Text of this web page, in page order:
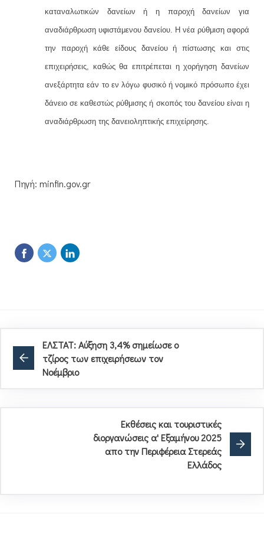
καταναλωτικών δανείων ή η παροχή δανείων για
αναδιάρθρωση υφιστάμενου δανείου. Η νέα ρύθμιση αφορά
την παροχή κάθε είδους δανείου ή πίστωσης και στις
επιχειρήσεις, καθώς θα επιτρέπεται η χορήγηση δανείων
ανεξάρτητα εάν το εν λόγω φυσικό ή νομικό πρόσωπο έχει
δάνειο σε καθεστώς ρύθμισης ή σκοπός του δανείου είναι η
αναδιάρθρωση της δανειοληπτικής επιχείρησης.
Πηγή: minfin.gov.gr
ΕΛΣΤΑΤ: Αύξηση 3,4% σημείωσε ο
τζίρος των επιχειρήσεων τον
Νοέμβριο
Εκθέσεις και τουριστικές
διοργανώσεις α' Εξαμήνου 2025
απο την Περιφέρεια Στερεάς
Ελλάδος